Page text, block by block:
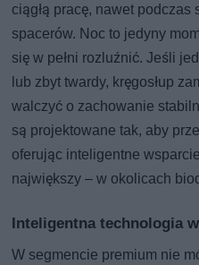
ciągłą pracę, nawet
spacerów. Noc to jedyny
się w pełni rozluźnić. Jeśli
lub zbyt twardy, kręgosłup
walczyć o zachowanie
są projektowane tak, aby
oferując inteligentne
największy – w okolicach
Inteligentna technologia
W segmencie premium nie